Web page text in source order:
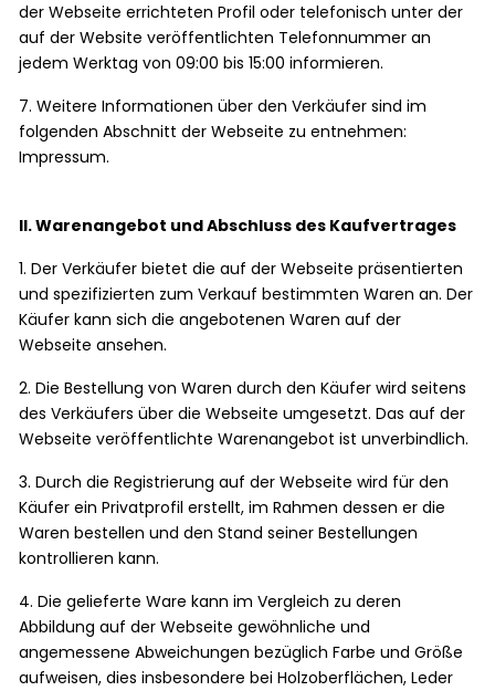
der Webseite errichteten Profil oder telefonisch unter der
auf der Website veröffentlichten Telefonnummer an
jedem Werktag von 09:00 bis 15:00 informieren.
7. Weitere Informationen über den Verkäufer sind im
folgenden Abschnitt der Webseite zu entnehmen:
Impressum.
II. Warenangebot und Abschluss des Kaufvertrages
1. Der Verkäufer bietet die auf der Webseite präsentierten
und spezifizierten zum Verkauf bestimmten Waren an. Der
Käufer kann sich die angebotenen Waren auf der
Webseite ansehen.
2. Die Bestellung von Waren durch den Käufer wird seitens
des Verkäufers über die Webseite umgesetzt. Das auf der
Webseite veröffentlichte Warenangebot ist unverbindlich.
3. Durch die Registrierung auf der Webseite wird für den
Käufer ein Privatprofil erstellt, im Rahmen dessen er die
Waren bestellen und den Stand seiner Bestellungen
kontrollieren kann.
4. Die gelieferte Ware kann im Vergleich zu deren
Abbildung auf der Webseite gewöhnliche und
angemessene Abweichungen bezüglich Farbe und Größe
aufweisen, dies insbesondere bei Holzoberflächen, Leder